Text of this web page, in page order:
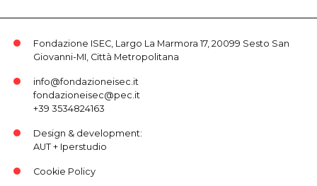
Fondazione ISEC, Largo La Marmora 17, 20099 Sesto San
Giovanni-MI, Città Metropolitana
info@fondazioneisec.it
fondazioneisec@pec.it
+39 3534824163
Design & development:
AUT+ Iperstudio
Cookie Policy